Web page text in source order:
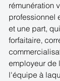
rémunération
professionnel
et une part,
forfaitaire,
employeur de
l'équipe à